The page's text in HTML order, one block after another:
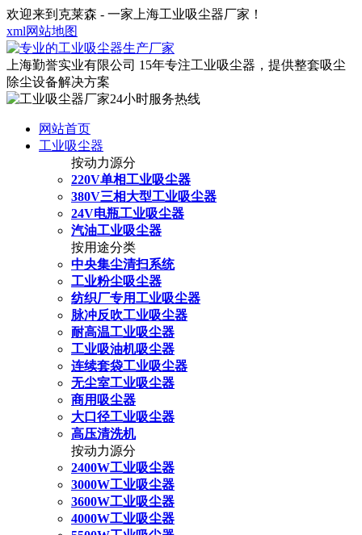
欢迎来到克莱森 - 一家上海工业吸尘器厂家！
xml网站地图
上海勤誉实业有限公司 15年专注工业吸尘器，提供整套吸尘
除尘设备解决方案
网站首页
工业吸尘器
按动力源分
220V单相工业吸尘器
380V三相大型工业吸尘器
24V电瓶工业吸尘器
汽油工业吸尘器
按用途分类
中央集尘清扫系统
工业粉尘吸尘器
纺织厂专用工业吸尘器
脉冲反吹工业吸尘器
耐高温工业吸尘器
工业吸油机吸尘器
连续套袋工业吸尘器
无尘室工业吸尘器
商用吸尘器
大口径工业吸尘器
高压清洗机
按动力源分
2400W工业吸尘器
3000W工业吸尘器
3600W工业吸尘器
4000W工业吸尘器